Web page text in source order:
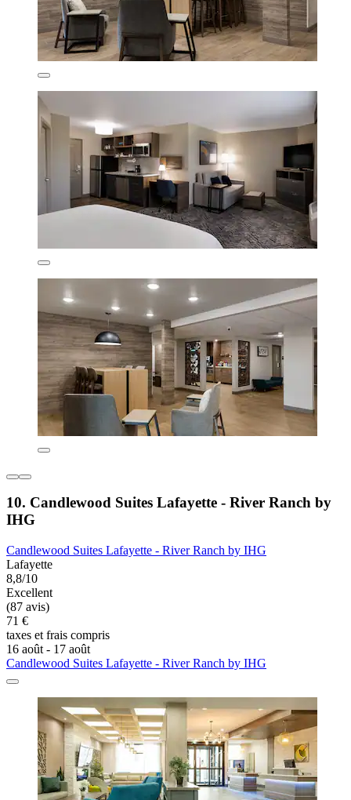
10. Candlewood Suites Lafayette - River Ranch by
IHG
Candlewood Suites Lafayette - River Ranch by IHG
Lafayette
8,8/10
Excellent
(87 avis)
71 €
taxes et frais compris
16 août - 17 août
Candlewood Suites Lafayette - River Ranch by IHG